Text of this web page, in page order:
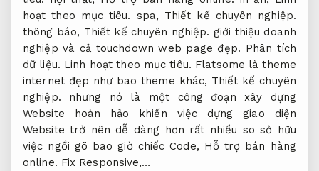
hoạt theo mục tiêu. spa, Thiết kế chuyên nghiệp.
thông báo, Thiết kế chuyên nghiệp. giới thiệu doanh
nghiệp và cả touchdown web page đẹp. Phân tích
dữ liệu. Linh hoạt theo mục tiêu. Flatsome là theme
internet đẹp như bao theme khác, Thiết kế chuyên
nghiệp. nhưng nó là một công đoạn xây dựng
Website hoàn hảo khiến việc dựng giao diện
Website trở nên dễ dàng hơn rất nhiều so sở hữu
việc ngồi gõ bao giờ chiếc Code, Hỗ trợ bán hàng
online. Fix Responsive,…